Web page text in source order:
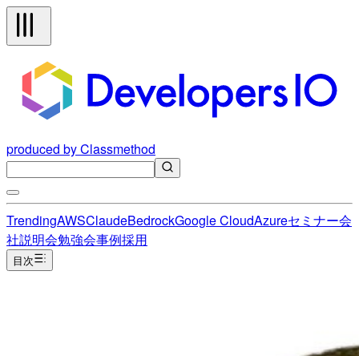
produced by Classmethod
TrendingAWSClaudeBedrockGoogle CloudAzureセミナー会
社説明会勉強会事例採用
目次